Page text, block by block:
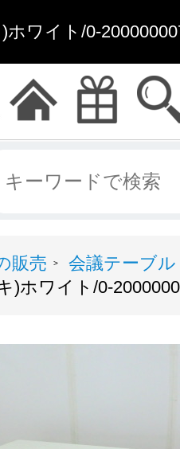
ワイト/0-
販売 >
会議テーブル
)ホワイト/0-